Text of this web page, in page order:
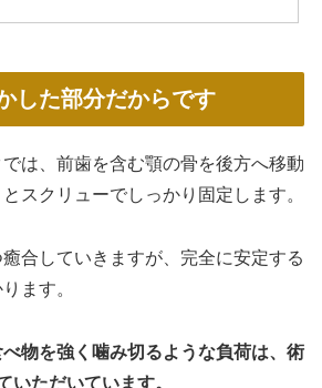
した部分だからです
では、前歯を含む顎の骨を後方へ移動
スクリューでしっかり固定します。
合していきますが、完全に安定する
ます。
物を強く噛み切るような負荷は、術
いただいています。